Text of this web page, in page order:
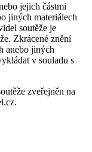
jejich částmi
jiných materiálech
soutěže je
Zkrácené znění
anebo jiných
v souladu s
zveřejněn na